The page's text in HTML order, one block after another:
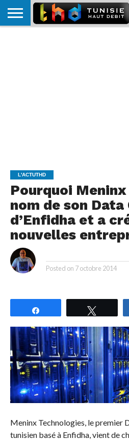
L'ACTUTHD
Pourquoi
nom de son Data
d’Enfidha et a
nouvelles
Posted on 7 octobre 2014
Meninx Technologies, le premier
tunisien basé à Enfidha, vient de